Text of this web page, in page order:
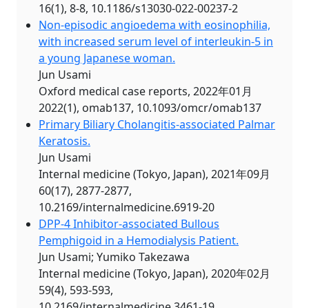
16(1), 8-8, 10.1186/s13030-022-00237-2
Non-episodic angioedema with eosinophilia,
with increased serum level of interleukin-5 in
a young Japanese woman.
Jun Usami
Oxford medical case reports, 2022年01月
2022(1), omab137, 10.1093/omcr/omab137
Primary Biliary Cholangitis-associated Palmar
Keratosis.
Jun Usami
Internal medicine (Tokyo, Japan), 2021年09月
60(17), 2877-2877,
10.2169/internalmedicine.6919-20
DPP-4 Inhibitor-associated Bullous
Pemphigoid in a Hemodialysis Patient.
Jun Usami; Yumiko Takezawa
Internal medicine (Tokyo, Japan), 2020年02月
59(4), 593-593,